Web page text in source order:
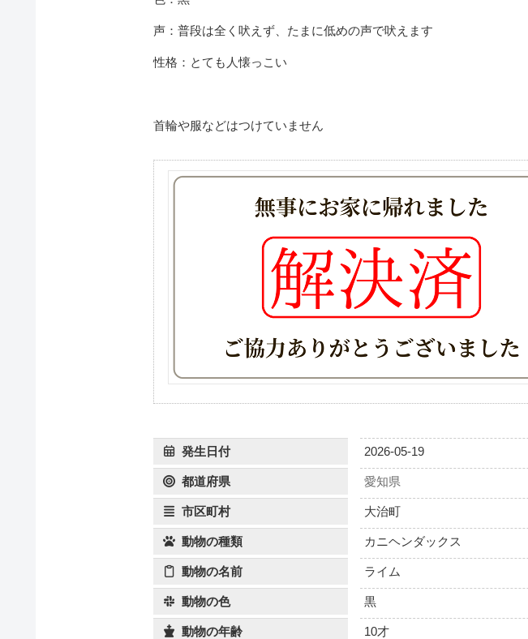
声：普段は全く吠えず、たまに低めの声で吠えます
性格：とても人懐っこい
首輪や服などはつけていません
発生日付 2026-05-19
都道府県 愛知県
市区町村 大治町
動物の種類 カニヘンダックス
動物の名前 ライム
動物の色 黒
動物の年齢 10才